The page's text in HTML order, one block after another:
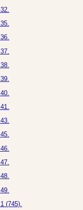
(745).